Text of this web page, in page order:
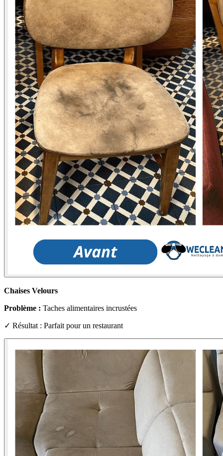
Chaises Velours
Problème : Taches alimentaires incrustées
✓ Résultat : Parfait pour un restaurant